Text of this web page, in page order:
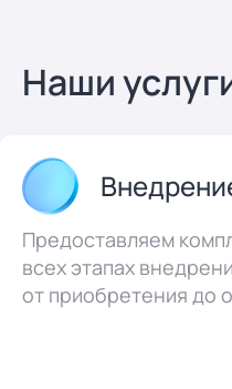
Наши
Предоставляем
всех этапах
от приобретения до